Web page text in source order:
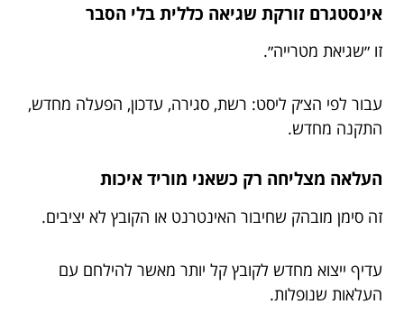
אינסטגרם זורקת שגיאה כללית בלי הסבר
זו ״שגיאת מטרייה״.
עבור לפי הצ׳ק ליסט: רשת, סגירה, עדכון, הפעלה מחדש,
התקנה מחדש.
העלאה מצליחה רק כשאני מוריד איכות
זה סימן מובהק שחיבור האינטרנט או הקובץ לא יציבים.
עדיף ייצוא מחדש לקובץ קל יותר מאשר להילחם עם
העלאות שנופלות.